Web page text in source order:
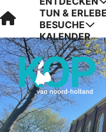
Visit Kop van Holland
TUN &
BESUCHE
KALENDER